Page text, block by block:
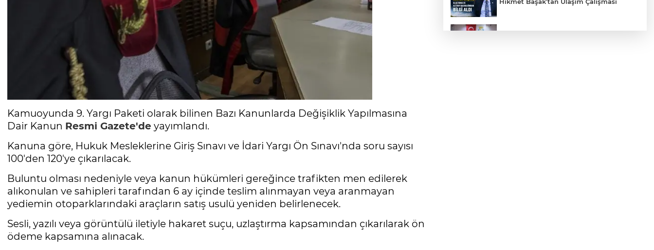
Kamuoyunda 9. Yargı Paketi olarak bilinen Bazı Kanunlarda Değişiklik Yapılmasına
Dair Kanun Resmi Gazete'de yayımlandı.
Kanuna göre, Hukuk Mesleklerine Giriş Sınavı ve İdari Yargı Ön Sınavı'nda soru sayısı
100'den 120'ye çıkarılacak.
Buluntu olması nedeniyle veya kanun hükümleri gereğince trafikten men edilerek
alıkonulan ve sahipleri tarafından 6 ay içinde teslim alınmayan veya aranmayan
yediemin otoparklarındaki araçların satış usulü yeniden belirlenecek.
Sesli, yazılı veya görüntülü iletiyle hakaret suçu, uzlaştırma kapsamından çıkarılarak ön
ödeme kapsamına alınacak.